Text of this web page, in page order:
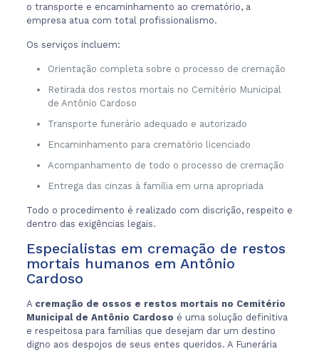
o transporte e encaminhamento ao crematório, a
empresa atua com total profissionalismo.
Os serviços incluem:
Orientação completa sobre o processo de cremação
Retirada dos restos mortais no Cemitério Municipal
de Antônio Cardoso
Transporte funerário adequado e autorizado
Encaminhamento para crematório licenciado
Acompanhamento de todo o processo de cremação
Entrega das cinzas à família em urna apropriada
Todo o procedimento é realizado com discrição, respeito e
dentro das exigências legais.
Especialistas em cremação de restos
mortais humanos em Antônio
Cardoso
A cremação de ossos e restos mortais no Cemitério
Municipal de Antônio Cardoso é uma solução definitiva
e respeitosa para famílias que desejam dar um destino
digno aos despojos de seus entes queridos. A Funerária